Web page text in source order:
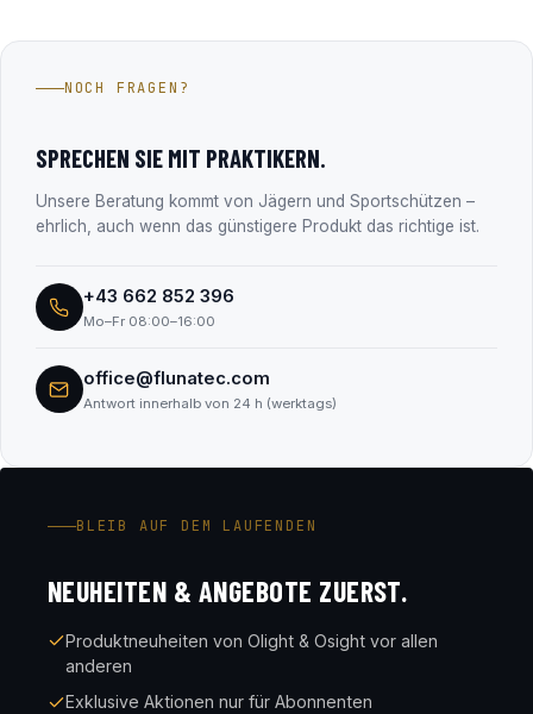
Hersteller des Fluna Gun Coating Systems und seit über 15
Salzburg). Alle Unternehmensdaten findest du transparent
NOCH FRAGEN?
SPRECHEN SIE MIT PRAKTIKERN.
Unsere Beratung kommt von Jägern und Sportschützen –
ehrlich, auch wenn das günstigere Produkt das richtige ist.
+43 662 852 396
Mo–Fr 08:00–16:00
office@flunatec.com
Antwort innerhalb von 24 h (werktags)
BLEIB AUF DEM LAUFENDEN
NEUHEITEN & ANGEBOTE ZUERST.
Produktneuheiten von Olight & Osight vor allen
anderen
Exklusive Aktionen nur für Abonnenten